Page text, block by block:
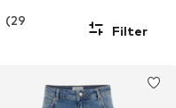
(29
Filter